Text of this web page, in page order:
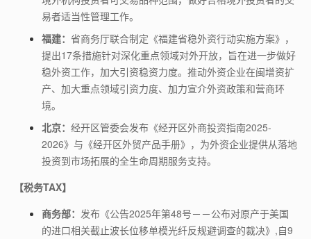
易者适当性管理工作。
福建： 省商务厅联合制定《福建省稳外资行动实施方案》，
提出17条措施针对深化重点领域对外开放，旨在进一步做好
稳外资工作，加大引资稳资力度。推动外资企业在闽增资扩
产、加大重点领域引资力度、加力宣介外资政策和营商环
境。
北京： 经开区管委会发布《经开区外商投资指南2025-
2026》与《经开区外贸产品手册》，为外资企业提供从落地
投资到市场拓展的全生命周期服务支持。
【税务TAX】
商务部： 发布《公告2025年第48号－－公布对原产于美国
的进口相关截止波长位移单模光纤反规避调查的裁决》,自9